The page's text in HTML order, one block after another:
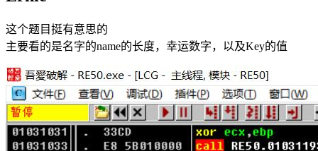
这个题目挺有意思的
主要看的是名字的name的长度，幸运数字，以及Key的值